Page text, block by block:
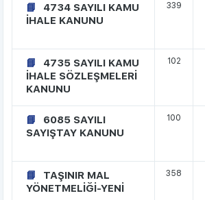
4734 SAYILI KAMU
İHALE KANUNU
339
4735 SAYILI KAMU
İHALE SÖZLEŞMELERİ
KANUNU
102
6085 SAYILI
SAYIŞTAY KANUNU
100
TAŞINIR MAL
YÖNETMELİĞİ-YENİ
358